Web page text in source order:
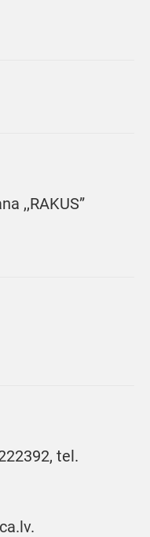
,,RAKUS”
tel.